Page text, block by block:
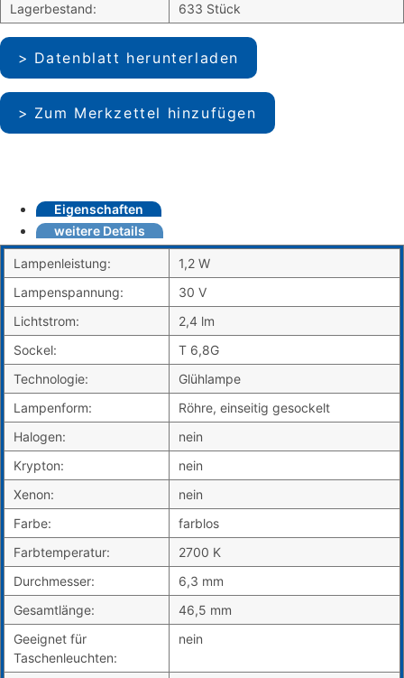
Lagerbestand:
633 Stück
Datenblatt herunterladen
Zum Merkzettel hinzufügen
Eigenschaften
weitere Details
Lampenleistung:
1,2 W
Lampenspannung:
30 V
Lichtstrom:
2,4 lm
Sockel:
T 6,8G
Technologie:
Glühlampe
Lampenform:
Röhre, einseitig gesockelt
Halogen:
nein
Krypton:
nein
Xenon:
nein
Farbe:
farblos
Farbtemperatur:
2700 K
Durchmesser:
6,3 mm
Gesamtlänge:
46,5 mm
Geeignet für
Taschenleuchten:
nein